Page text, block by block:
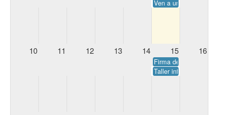
Ven a un nuevo
10 11 12 13 14 15 16
Firma de La
Taller infantil: